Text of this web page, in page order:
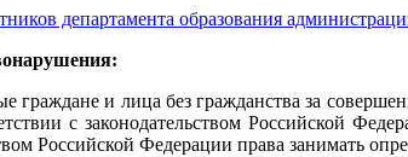
департамента образования
граждане и лица без гражданства за
с законодательством Российской
Российской Федерации права занимать